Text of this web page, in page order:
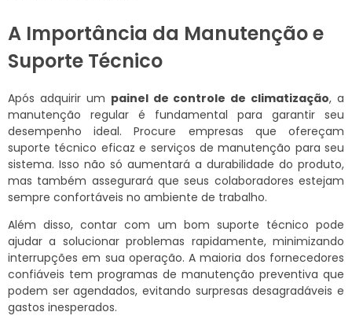
A Importância da Manutenção e
Suporte Técnico
Após adquirir um painel de controle de climatização, a
manutenção regular é fundamental para garantir seu
desempenho ideal. Procure empresas que ofereçam
suporte técnico eficaz e serviços de manutenção para seu
sistema. Isso não só aumentará a durabilidade do produto,
mas também assegurará que seus colaboradores estejam
sempre confortáveis no ambiente de trabalho.
Além disso, contar com um bom suporte técnico pode
ajudar a solucionar problemas rapidamente, minimizando
interrupções em sua operação. A maioria dos fornecedores
confiáveis tem programas de manutenção preventiva que
podem ser agendados, evitando surpresas desagradáveis e
gastos inesperados.